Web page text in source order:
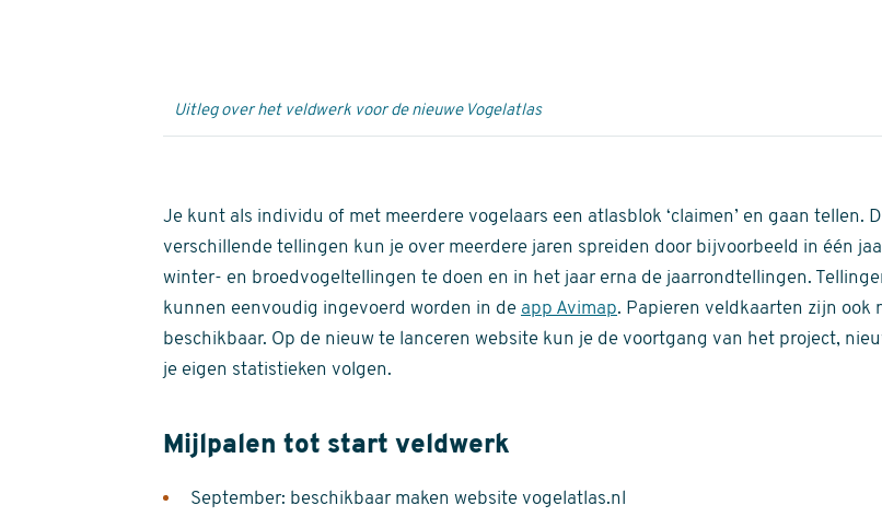
Uitleg over het veldwerk voor de nieuwe Vogelatlas
Je kunt als individu of met meerdere vogelaars een atlasblok ‘claimen’ en gaan tellen.
verschillende tellingen kun je over meerdere jaren spreiden door bijvoorbeeld in één
winter- en broedvogeltellingen te doen en in het jaar erna de jaarrondtellingen.
kunnen eenvoudig ingevoerd worden in de app Avimap. Papieren veldkaarten zijn ook
beschikbaar. Op de nieuw te lanceren website kun je de voortgang van het project,
je eigen statistieken volgen.
Mijlpalen tot start veldwerk
September: beschikbaar maken website vogelatlas.nl